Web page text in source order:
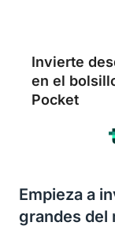
Invierte
en el
Pocket
Empieza a
grandes del